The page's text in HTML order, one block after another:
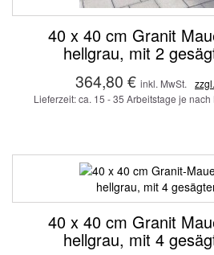
40 x 40 cm Granit
hellgrau, mit 2
364,80 € inkl. MwSt.
Lieferzeit: ca. 15 - 35 Arbeitstage je
40 x 40 cm Granit
hellgrau, mit 4